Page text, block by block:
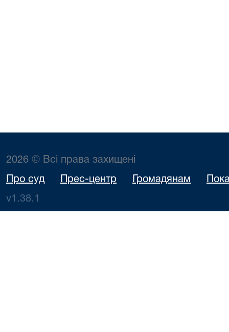
2026 © Всі права захищені
Про суд Прес-центр Громадянам
v1.38.1